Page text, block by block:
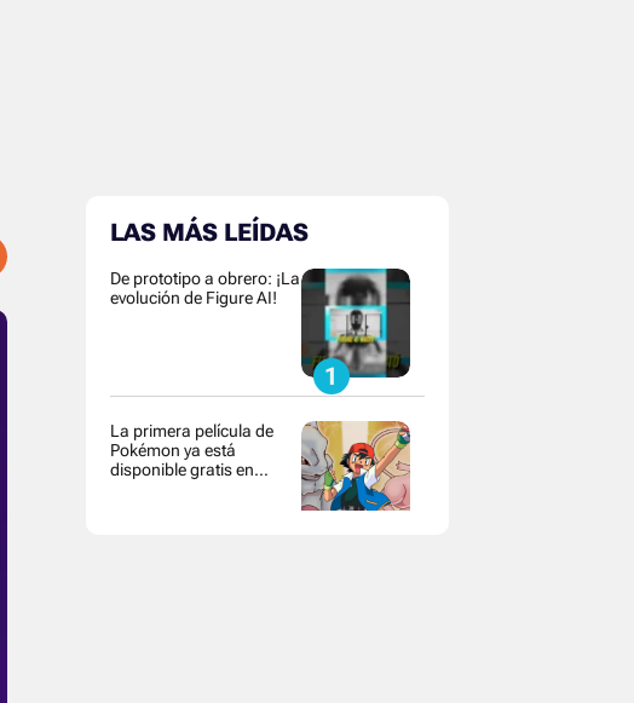
LAS MÁS LEÍDAS
De prototipo a obrero: ¡La
evolución de Figure AI!
La primera película de
Pokémon ya está
disponible gratis en